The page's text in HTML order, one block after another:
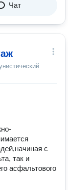
Чат
с
так и
асфальтового